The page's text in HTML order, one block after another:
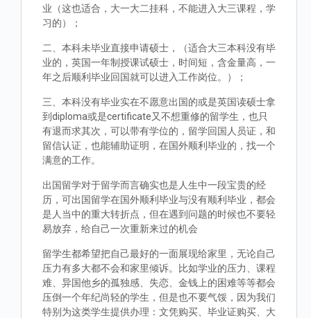
业（这也适合，大一大二挂科，不能进入大三课程，学
习的）；
二、本科未毕业直接申请硕士，（适合大三本科没有毕
业的，英国一年制授课试硕士，时间短，含金量高，一
年之后顺利毕业回国就可以进入工作岗位。）；
三、本科没有毕业实在不愿意出国的或是英国读硕士拿
到diploma或是certificate又不想重修的留学生，也只
有退而求其次，可以带有学位的，留学回国人员证，和
留信认证，也能辅助证明，在国外顺利毕业的，找一个
满意的工作。
出国留学对于留学而言确实也是人生中一段宝贵的经
历，可出国留学在国外顺利毕业与没有顺利毕业，都会
是人当中的重大转折点，但在遇到问题的时候也不要轻
易放弃，给自己一次重新来过的机会
留学生都希望把自己最好的一面展现给家里，无论自己
压力有多大都不会和家里倾诉。比如学业的压力、课程
难、异国他乡的孤独感、失恋、金钱上的困难等等都会
压倒一个年纪尚轻的学生，但是也不要气馁，因为我们
特别为这类学生提供办理：文凭购买、毕业证购买、大